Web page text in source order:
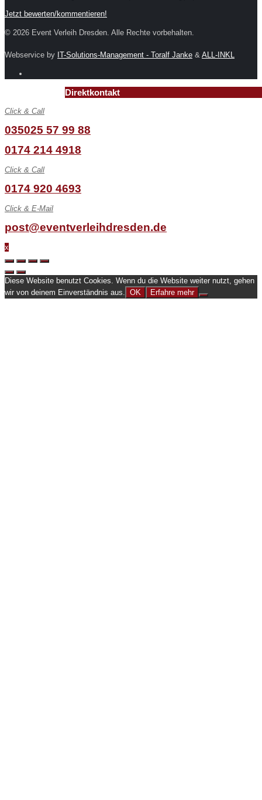
Jetzt bewerten/kommentieren!
© 2026 Event Verleih Dresden. Alle Rechte vorbehalten.
Webservice by IT-Solutions-Management - Toralf Janke & ALL-INKL
Direktkontakt
Click & Call
035025 57 99 88
0174 214 4918
Click & Call
0174 920 4693
Click & E-Mail
post@eventverleihdresden.de
x
Diese Website benutzt Cookies. Wenn du die Website weiter nutzt, gehen
wir von deinem Einverständnis aus.
OK Erfahre mehr